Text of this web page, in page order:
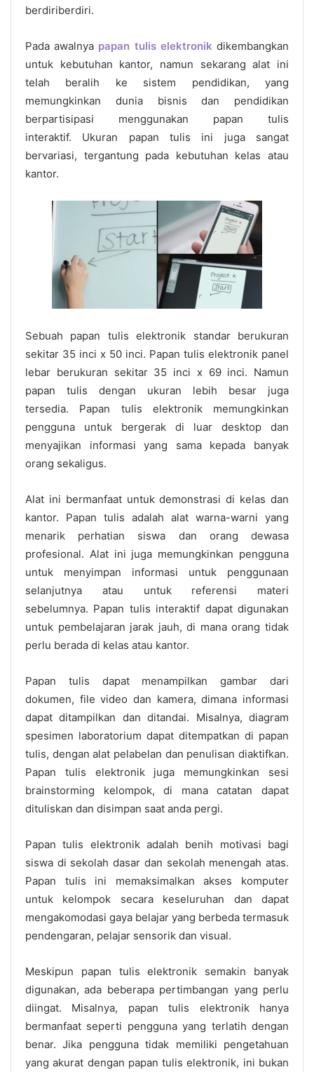
berdiriberdiri.
Pada awalnya papan tulis elektronik dikembangkan
untuk kebutuhan kantor, namun sekarang alat ini
telah beralih ke sistem pendidikan, yang
memungkinkan dunia bisnis dan pendidikan
berpartisipasi menggunakan papan tulis
interaktif. Ukuran papan tulis ini juga sangat
bervariasi, tergantung pada kebutuhan kelas atau
kantor.
Sebuah papan tulis elektronik standar berukuran
sekitar 35 inci x 50 inci. Papan tulis elektronik panel
lebar berukuran sekitar 35 inci x 69 inci. Namun
papan tulis dengan ukuran lebih besar juga
tersedia. Papan tulis elektronik memungkinkan
pengguna untuk bergerak di luar desktop dan
menyajikan informasi yang sama kepada banyak
orang sekaligus.
Alat ini bermanfaat untuk demonstrasi di kelas dan
kantor. Papan tulis adalah alat warna-warni yang
menarik perhatian siswa dan orang dewasa
profesional. Alat ini juga memungkinkan pengguna
untuk menyimpan informasi untuk penggunaan
selanjutnya atau untuk referensi materi
sebelumnya. Papan tulis interaktif dapat digunakan
untuk pembelajaran jarak jauh, di mana orang tidak
perlu berada di kelas atau kantor.
Papan tulis dapat menampilkan gambar dari
dokumen, file video dan kamera, dimana informasi
dapat ditampilkan dan ditandai. Misalnya, diagram
spesimen laboratorium dapat ditempatkan di papan
tulis, dengan alat pelabelan dan penulisan diaktifkan.
Papan tulis elektronik juga memungkinkan sesi
brainstorming kelompok, di mana catatan dapat
dituliskan dan disimpan saat anda pergi.
Papan tulis elektronik adalah benih motivasi bagi
siswa di sekolah dasar dan sekolah menengah atas.
Papan tulis ini memaksimalkan akses komputer
untuk kelompok secara keseluruhan dan dapat
mengakomodasi gaya belajar yang berbeda termasuk
pendengaran, pelajar sensorik dan visual.
Meskipun papan tulis elektronik semakin banyak
digunakan, ada beberapa pertimbangan yang perlu
diingat. Misalnya, papan tulis elektronik hanya
bermanfaat seperti pengguna yang terlatih dengan
benar. Jika pengguna tidak memiliki pengetahuan
yang akurat dengan papan tulis elektronik, ini bukan